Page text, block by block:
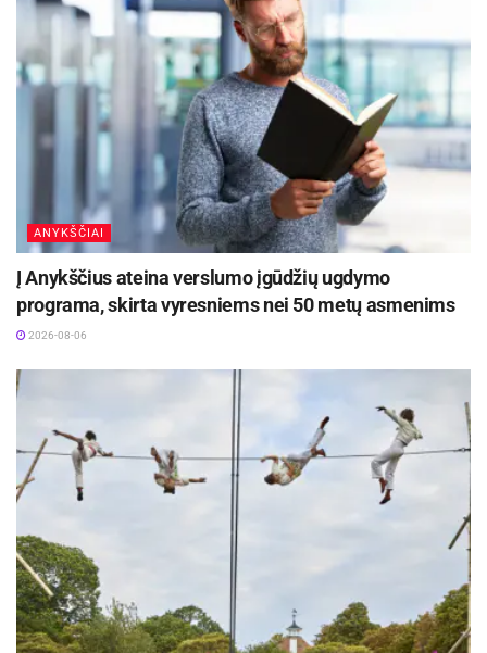
vietiniai katinai.
Šaltinis: Anykščių rajono savivaldybė
ANYKŠČIAI
Į Anykščius ateina verslumo įgūdžių ugdymo
programa, skirta vyresniems nei 50 metų asmenims
2026-08-06